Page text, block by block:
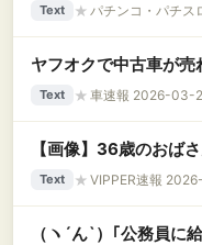
Text ★ パチンコ・パチ
ヤフオクで中古車が売
Text ★ 車速報 2026-03-
【画像】36歳のおば
Text ★ VIPPER速報
（ヽ´ん`）｢公務員に